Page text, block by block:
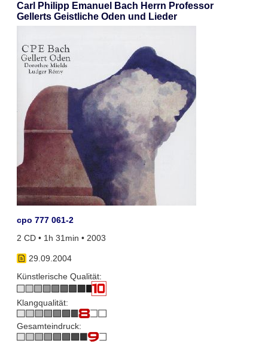
Carl Philipp Emanuel Bach Herrn Professor
Gellerts Geistliche Oden und Lieder
cpo 777 061-2
2 CD • 1h 31min • 2003
29.09.2004
Künstlerische Qualität:
Klangqualität:
Gesamteindruck: